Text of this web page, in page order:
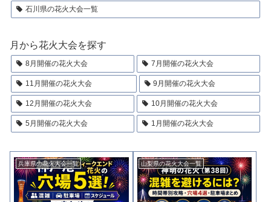
石川県の花火大会一覧
月から花火大会を探す
8月開催の花火大会 7月開催の花火大会
11月開催の花火大会 9月開催の花火大会
12月開催の花火大会 10月開催の花火大会
5月開催の花火大会 1月開催の花火大会
兵庫県の花火大会一覧 山梨県の花火大会一覧